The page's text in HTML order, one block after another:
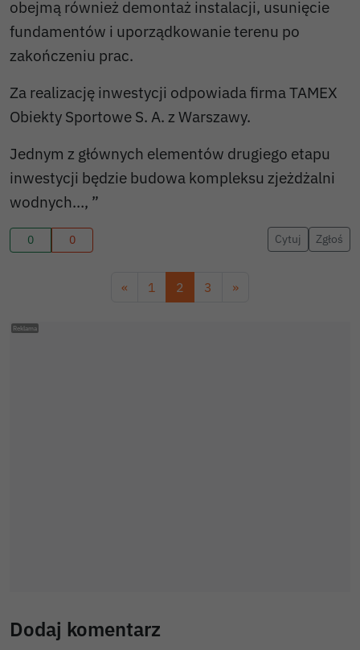
obejmą również demontaż instalacji, usunięcie
fundamentów i uporządkowanie terenu po
zakończeniu prac.
Za realizację inwestycji odpowiada firma TAMEX
Obiekty Sportowe S. A. z Warszawy.
Jednym z głównych elementów drugiego etapu
inwestycji będzie budowa kompleksu zjeżdżalni
wodnych…, ”
0 0 Cytuj Zgłoś
« 1 2 3 »
Dodaj komentarz